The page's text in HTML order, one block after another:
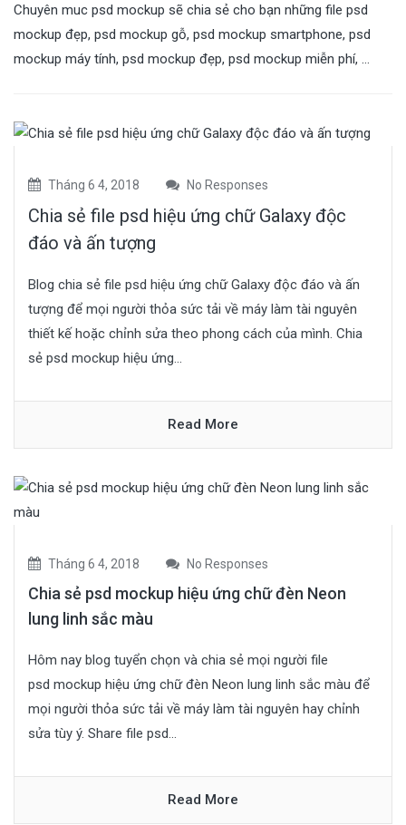
Chuyên muc psd mockup sẽ chia sẻ cho bạn những file psd
mockup đẹp, psd mockup gỗ, psd mockup smartphone, psd
mockup máy tính, psd mockup đẹp, psd mockup miễn phí, …
Tháng 6 4, 2018 No Responses
Chia sẻ file psd hiệu ứng chữ Galaxy độc
đáo và ấn tượng
Blog chia sẻ file psd hiệu ứng chữ Galaxy độc đáo và ấn
tượng để mọi người thỏa sức tải về máy làm tài nguyên
thiết kế hoặc chỉnh sửa theo phong cách của mình. Chia
sẻ psd mockup hiệu ứng...
Read More
Tháng 6 4, 2018 No Responses
Chia sẻ psd mockup hiệu ứng chữ đèn Neon
lung linh sắc màu
Hôm nay blog tuyển chọn và chia sẻ mọi người file
psd mockup hiệu ứng chữ đèn Neon lung linh sắc màu để
mọi người thỏa sức tải về máy làm tài nguyên hay chỉnh
sửa tùy ý. Share file psd...
Read More